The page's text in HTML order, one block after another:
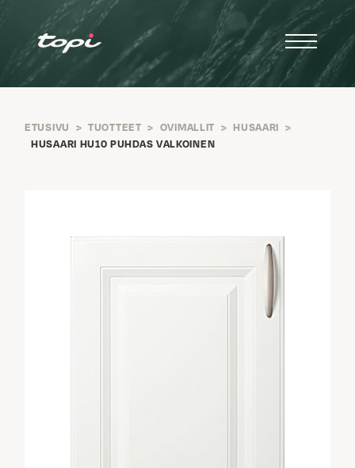
ETUSIVU > TUOTTEET > OVIMALLIT > HUSAARI >
HUSAARI HU10 PUHDAS VALKOINEN